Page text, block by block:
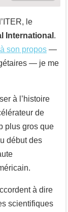
le
International .
son propos —
— je me
à l’histoire
de
plus gros que
début des
à dire
scientifiques